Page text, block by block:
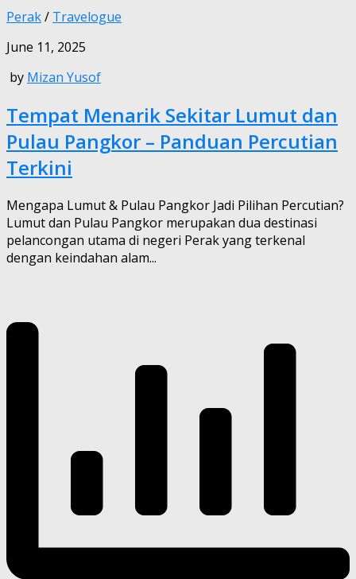
Perak/ Travelogue
June 11, 2025
by Mizan Yusof
Tempat Menarik Sekitar Lumut dan
Pulau Pangkor – Panduan Percutian
Terkini
Mengapa Lumut & Pulau Pangkor Jadi Pilihan Percutian?
Lumut dan Pulau Pangkor merupakan dua destinasi
pelancongan utama di negeri Perak yang terkenal
dengan keindahan alam...